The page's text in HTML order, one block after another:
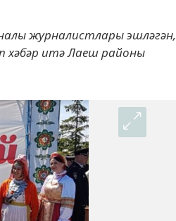
журналистлары эшләгән,
хәбәр итә Лаеш районы